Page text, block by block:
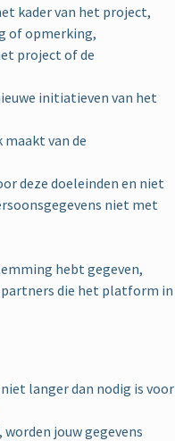
kader van het project,
of opmerking,
project of de
initiatieven van het
maakt van de
deze doeleinden en niet
niet met
hebt gegeven,
die het platform in
langer dan nodig is voor
jouw gegevens